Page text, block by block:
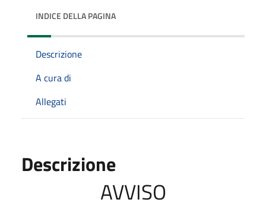
INDICE DELLA PAGINA
Descrizione
A cura di
Allegati
Descrizione
AVVISO